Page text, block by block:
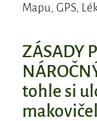
Mapu, GPS,
ZÁSADY
tohle si